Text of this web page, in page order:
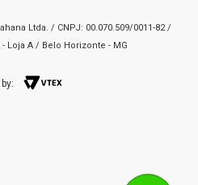
Ltda. / CNPJ: 00.070.509/0011-82 /
Loja A / Belo Horizonte - MG